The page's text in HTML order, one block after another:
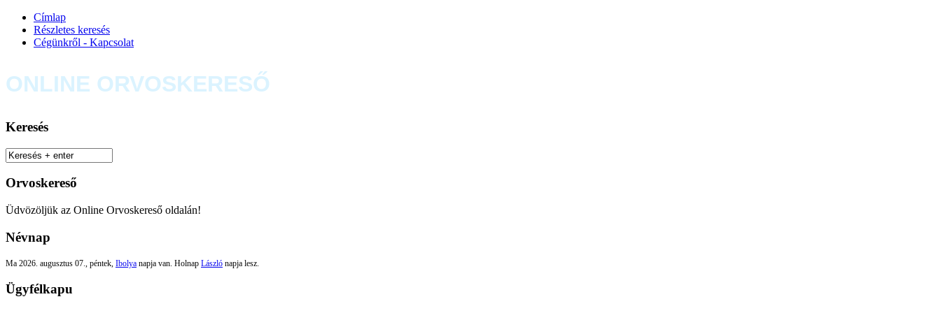
Címlap
Részletes keresés
Cégünkről - Kapcsolat
ONLINE ORVOSKERESŐ
Keresés
Orvoskereső
Üdvözöljük az Online Orvoskereső oldalán!
Névnap
Ma 2026. augusztus 07., péntek, Ibolya napja van. Holnap László napja lesz.
Ügyfélkapu